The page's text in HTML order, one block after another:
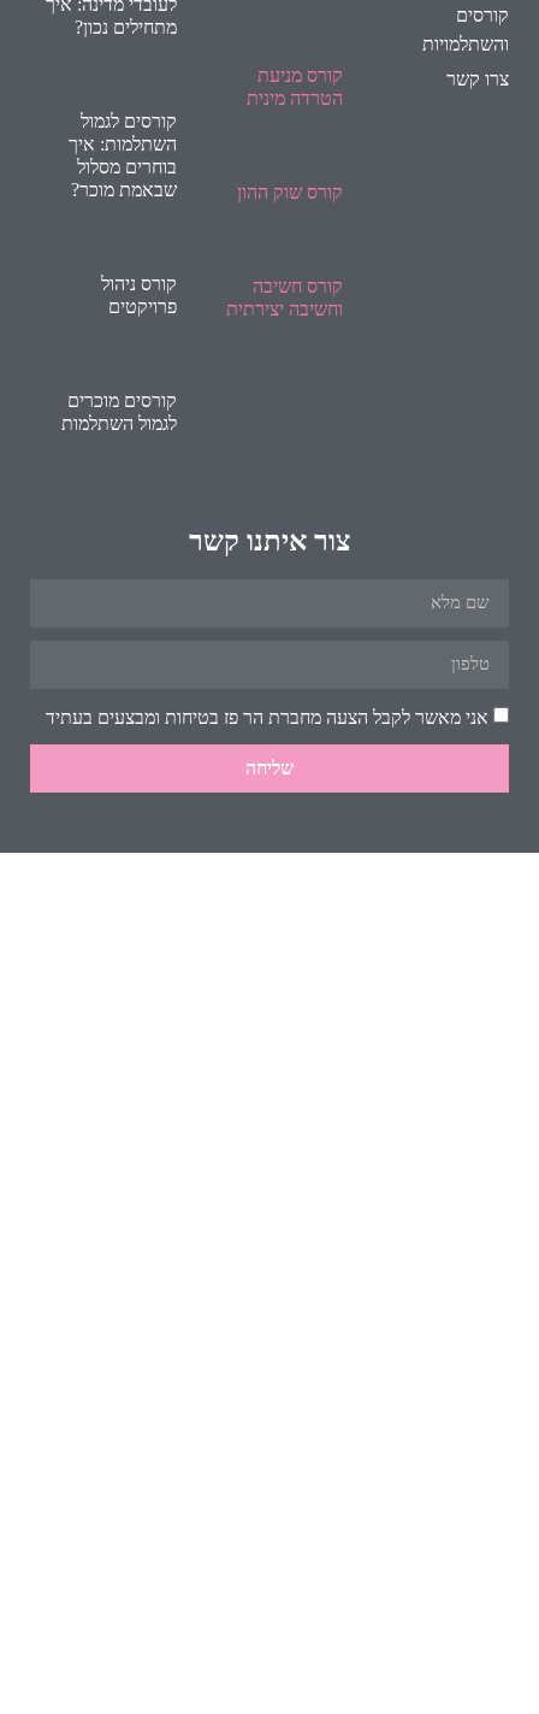
קורסים
והשתלמויות
צרו קשר
קורס מניעת
הטרדה מינית
קורס שוק ההון
קורס חשיבה
וחשיבה יצירתית
מתחילים נכון?
קורסים לגמול
השתלמות: איך
בוחרים מסלול
שבאמת מוכר?
קורס ניהול
פרויקטים
קורסים מוכרים
לגמול השתלמות
צור איתנו קשר
אני מאשר לקבל הצעה מחברת הר פז בטיחות ומבצעים בעתיד
שליחה